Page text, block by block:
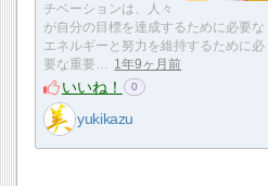
チベーションは、人々
が自分の目標を達成するために必要な
エネルギーと努力を維持するために必
要な重要… 1年9ヶ月前
いいね！ 0
yukikazu